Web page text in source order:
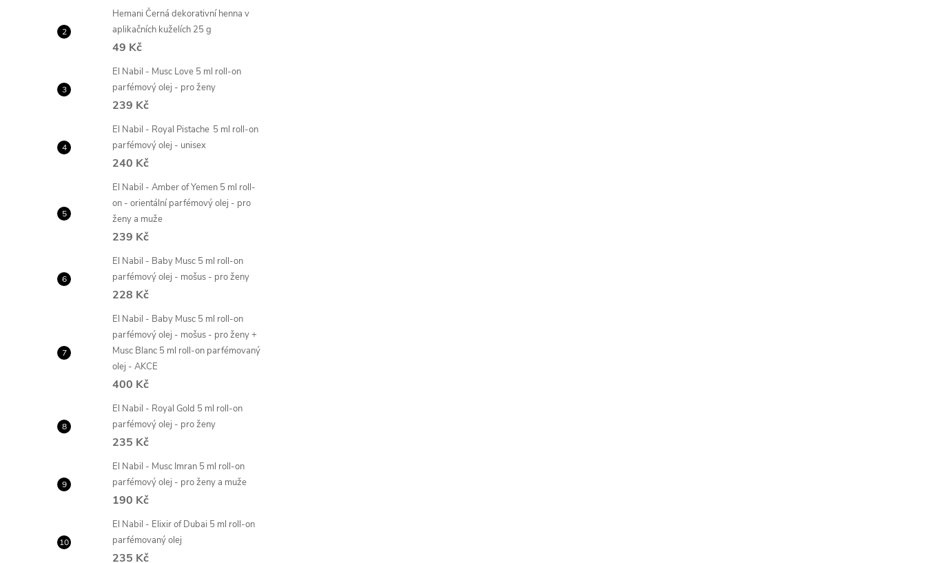
Hemani Černá dekorativní henna v
aplikačních kuželích 25 g
49 Kč
El Nabil - Musc Love 5 ml roll-on
parfémový olej - pro ženy
239 Kč
El Nabil - Royal Pistache 5 ml roll-on
parfémový olej - unisex
240 Kč
El Nabil - Amber of Yemen 5 ml roll-
on - orientální parfémový olej - pro
ženy a muže
239 Kč
El Nabil - Baby Musc 5 ml roll-on
parfémový olej - mošus - pro ženy
228 Kč
El Nabil - Baby Musc 5 ml roll-on
parfémový olej - mošus - pro ženy +
Musc Blanc 5 ml roll-on parfémovaný
olej - AKCE
400 Kč
El Nabil - Royal Gold 5 ml roll-on
parfémový olej - pro ženy
235 Kč
El Nabil - Musc Imran 5 ml roll-on
parfémový olej - pro ženy a muže
190 Kč
El Nabil - Elixir of Dubai 5 ml roll-on
parfémovaný olej
235 Kč